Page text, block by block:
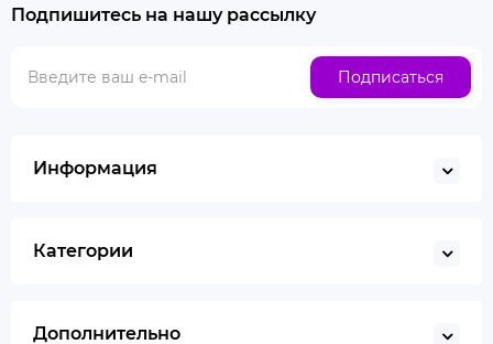
Подпишитесь на нашу рассылку
Подписаться
Информация
Категории
Дополнительно